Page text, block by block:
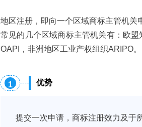
地区注册，即向一个区域商标主管机关
常见的几个区域商标主管机关有：欧
OAPI，非洲地区工业产权组织ARIPO。
1 优势
提交一次申请，商标注册效力及于